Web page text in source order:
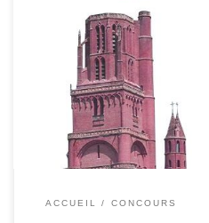
Inscriptions Avant le 4/11/2025
ACCUEIL CONCOURS